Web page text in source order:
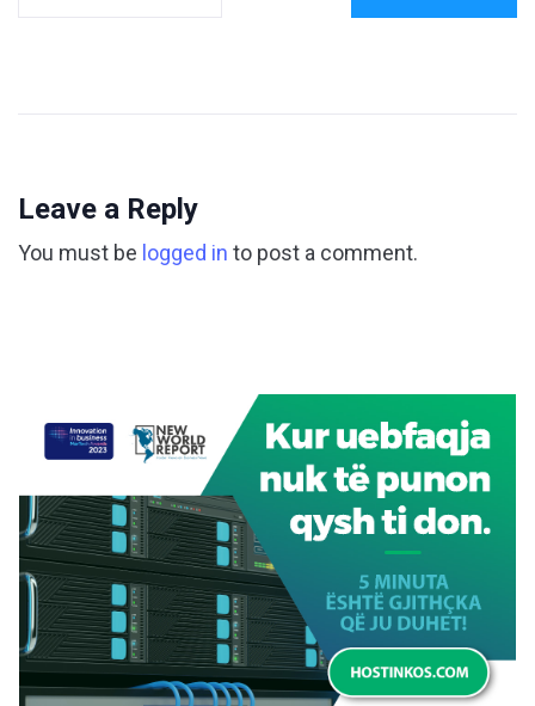
Leave a Reply
You must be logged in to post a comment.